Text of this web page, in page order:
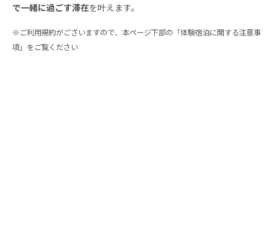
で一緒に過ごす滞在を叶えます。
※ご利用規約がございますので、本ページ下部の「体験宿泊に関する注意事
項」をご覧ください